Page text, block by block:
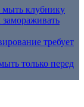
мыть клубнику
требует
только перед